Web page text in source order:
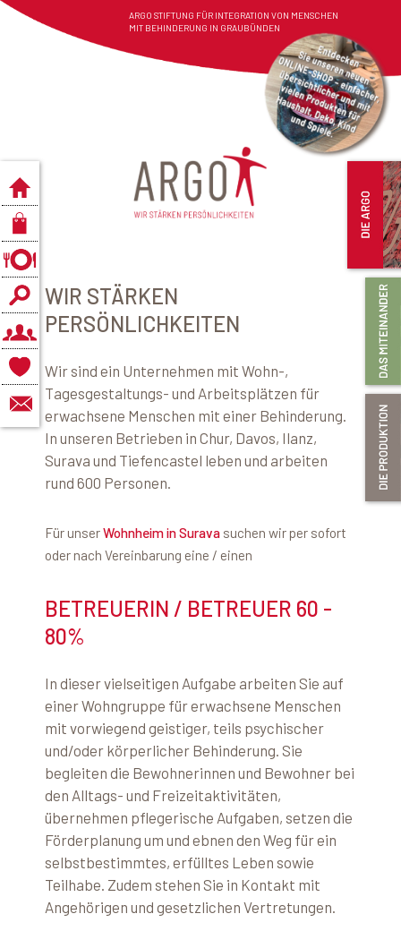
ARGO STIFTUNG FÜR INTEGRATION VON MENSCHEN
MIT BEHINDERUNG IN GRAUBÜNDEN
WIR STÄRKEN
PERSÖNLICHKEITEN
Wir sind ein Unternehmen mit Wohn-,
Tagesgestaltungs- und Arbeitsplätzen für
erwachsene Menschen mit einer Behinderung.
In unseren Betrieben in Chur, Davos, Ilanz,
Surava und Tiefencastel leben und arbeiten
rund 600 Personen.
Für unserWohnheim in Surava suchen wir per sofort
oder nach Vereinbarung eine / einen
BETREUERIN / BETREUER 60 -
80%
In dieser vielseitigen Aufgabe arbeiten Sie auf
einer Wohngruppe für erwachsene Menschen
mit vorwiegend geistiger, teils psychischer
und/oder körperlicher Behinderung. Sie
begleiten die Bewohnerinnen und Bewohner bei
den Alltags- und Freizeitaktivitäten,
übernehmen pflegerische Aufgaben, setzen die
Förderplanung um und ebnen den Weg für ein
selbstbestimmtes, erfülltes Leben sowie
Teilhabe. Zudem stehen Sie in Kontakt mit
Angehörigen und gesetzlichen Vertretungen.